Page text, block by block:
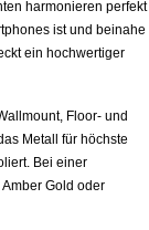
harmonieren perfekt
ist und beinahe
ein hochwertiger
Floor- und
Metall für höchste
Bei einer
Gold oder